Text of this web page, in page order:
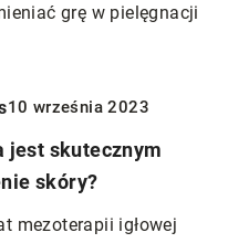
grę w pielęgnacji
10 września 2023
jest skutecznym
skóry?
mezoterapii igłowej